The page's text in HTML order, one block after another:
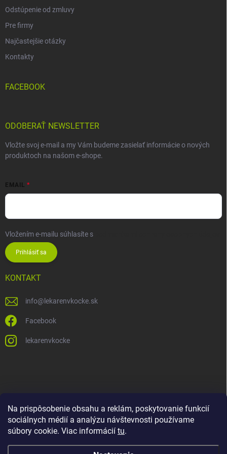
Na prispôsobenie obsahu a reklám, poskytovanie funkcií
sociálnych médií a analýzu návštevnosti používame
súbory cookie. Viac informácií tu.
Odstúpenie od zmluvy
Pre firmy
Najčastejšie otázky
Kontakty
FACEBOOK
ODOBERAŤ NEWSLETTER
Vložte svoj e-mail a my Vám budeme zasielať informácie o nových
produktoch na našom e-shope.
EMAIL
Vložením e-mailu súhlasíte s
Prihlásiť sa
KONTAKT
info@ lekarenvkocke.sk
Facebook
lekarenvkocke